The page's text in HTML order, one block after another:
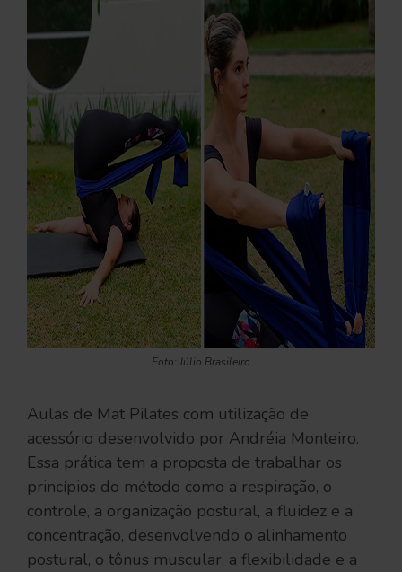
Foto: Júlio Brasileiro
Aulas de Mat Pilates com utilização de
acessório desenvolvido por Andréia Monteiro.
Essa prática tem a proposta de trabalhar os
princípios do método como a respiração, o
controle, a organização postural, a fluidez e a
concentração, desenvolvendo o alinhamento
postural, o tônus muscular, a flexibilidade e a